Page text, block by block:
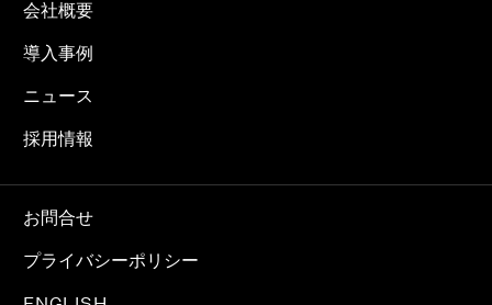
会社概要
導入事例
ニュース
採用情報
お問合せ
プライバシーポリシー